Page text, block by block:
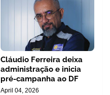
Cláudio Ferreira deixa
administração e inicia
pré-campanha ao DF
April 04, 2026